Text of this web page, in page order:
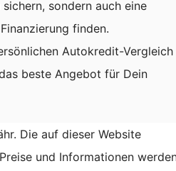
sondern auch eine
finden.
Autokredit-Vergleich
beste Angebot für Dein
Die auf dieser Website
und Informationen